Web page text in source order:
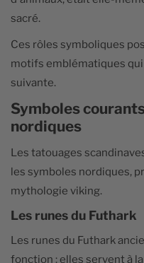
sacré.
Ces rôles symboliques
motifs emblématiques
suivante.
Symboles
nordiques
Les tatouages
les symboles nordiques,
mythologie viking.
Les runes du Futhark
Les runes du Futhark
fonction : elles servent à